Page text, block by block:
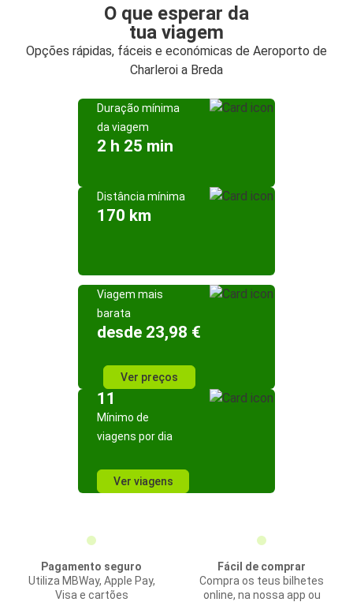
O que esperar da
tua viagem
Opções rápidas, fáceis e económicas de Aeroporto de
Charleroi a Breda
Duração mínima
da viagem
2 h 25 min
Distância mínima
170 km
Viagem mais
barata
desde 23,98 €
Ver preços
11
Mínimo de
viagens por dia
Ver viagens
Pagamento seguro
Utiliza MBWay, Apple Pay,
Visa e cartões
Fácil de comprar
Compra os teus bilhetes
online, na nossa app ou